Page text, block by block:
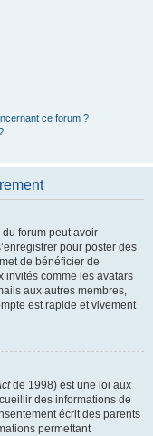
ce forum ?
forum peut avoir
pour poster des
de bénéficier de
invités comme les avatars
aux autres membres,
est rapide et vivement
de 1998) est une loi aux
des informations de
écrit des parents
permettant